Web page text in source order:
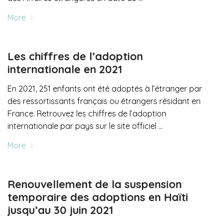
More
Les chiffres de l’adoption
internationale en 2021
En 2021, 251 enfants ont été adoptés à l’étranger par
des ressortissants français ou étrangers résidant en
France. Retrouvez les chiffres de l’adoption
internationale par pays sur le site officiel …
More
Renouvellement de la suspension
temporaire des adoptions en Haïti
jusqu’au 30 juin 2021